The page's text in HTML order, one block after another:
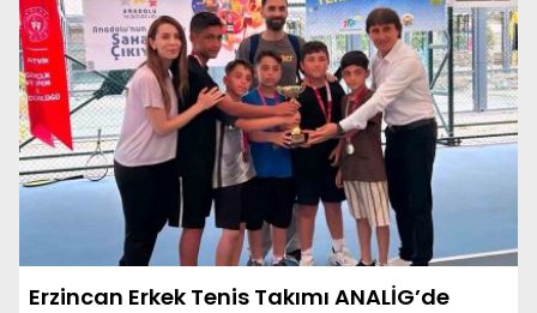
Erzincan Erkek Tenis Takımı ANALİG’de